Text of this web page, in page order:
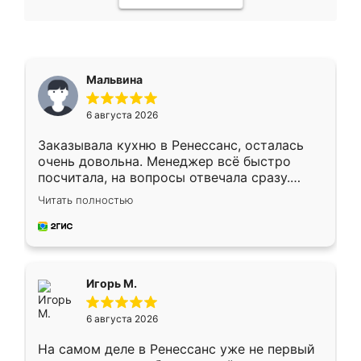
Мальвина
6 августа 2026
Заказывала кухню в Ренессанс, осталась
очень довольна. Менеджер всё быстро
посчитала, на вопросы отвечала сразу.
Замерщик приехал в субботу, подошёл к
делу со всей ответственностью. Собрали
за день, ребята работали аккуратно, даже
Читать полностью
Игорь М.
6 августа 2026
На самом деле в Ренессанс уже не первый